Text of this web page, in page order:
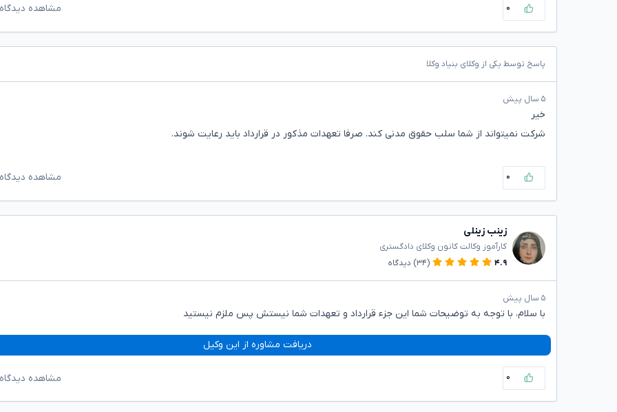
۰ مشاهده
پاسخ توسط یکی از وکلای بنیاد وکلا
۵ سال پیش
خیر
شرکت نمیتواند از شما سلب حقوق مدنی کند. صرفا تعهدات مذکور در قرارداد باید رعایت شوند.
۰ مشاهده
زینب زینلی
کارآموز وکالت کانون وکلای دادگستری
۴.۹
(۳۴) دیدگاه
۵ سال پیش
با سلام، با توجه به توضیحات شما این جزء قرارداد و تعهدات شما نیستش پس ملزم نیستید
دریافت مشاوره از این وکیل
۰ مشاهده